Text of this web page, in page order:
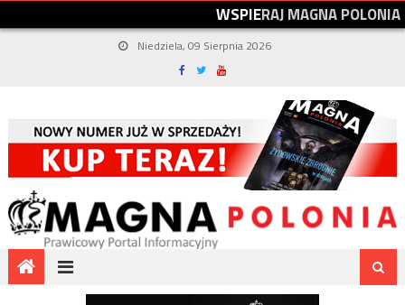
WSPIERAJMAGNAPOLONIA
Niedziela, 09 Sierpnia 2026